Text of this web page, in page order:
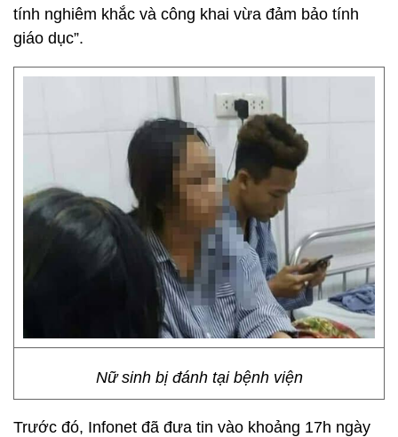
tính nghiêm khắc và công khai vừa đảm bảo tính
giáo dục”.
Nữ sinh bị đánh tại bệnh viện
Trước đó, Infonet đã đưa tin vào khoảng 17h ngày